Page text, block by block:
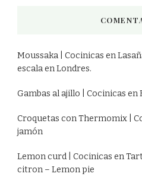
Moussaka | Cocinicas en
escala en Londres.
Gambas al ajillo | Cocinicas en
Croquetas con Thermomix |
jamón
Lemon curd | Cocinicas en
citron – Lemon pie